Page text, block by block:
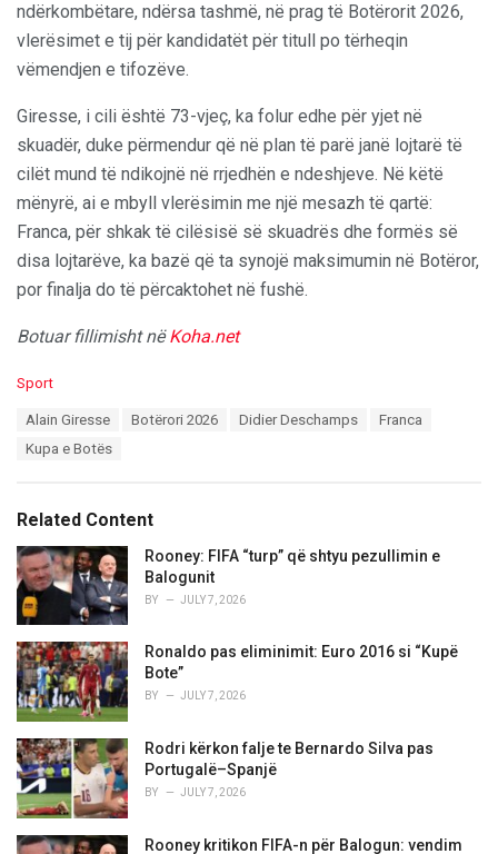
ndërkombëtare, ndërsa tashmë, në prag të Botërorit 2026,
vlerësimet e tij për kandidatët për titull po tërheqin
vëmendjen e tifozëve.
Giresse, i cili është 73-vjeç, ka folur edhe për yjet në
skuadër, duke përmendur që në plan të parë janë lojtarë të
cilët mund të ndikojnë në rrjedhën e ndeshjeve. Në këtë
mënyrë, ai e mbyll vlerësimin me një mesazh të qartë:
Franca, për shkak të cilësisë së skuadrës dhe formës së
disa lojtarëve, ka bazë që ta synojë maksimumin në Botëror,
por finalja do të përcaktohet në fushë.
Botuar fillimisht nëKoha.net
C
i
e
s
:
Sport
Alain Giresse Botërori 2026 Didier Deschamps
Franca
Kupa e Botës
Related Content
Rooney: FIFA “turp” që shtyu pezullimin e
Balogunit
BY JULY 7, 2026
Ronaldo pas eliminimit: Euro 2016 si “Kupë
Bote”
BY JULY 7, 2026
Rodri kërkon falje te Bernardo Silva pas
Portugalë–Spanjë
BY JULY 7, 2026
Rooney kritikon FIFA-n për Balogun: vendim